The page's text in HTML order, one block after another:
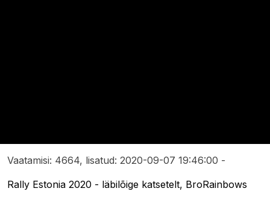
Vaatamisi: 4664, lisatud: 2020-09-07 19:46:00 -
Rally Estonia 2020 - läbilõige katsetelt, BroRainbows